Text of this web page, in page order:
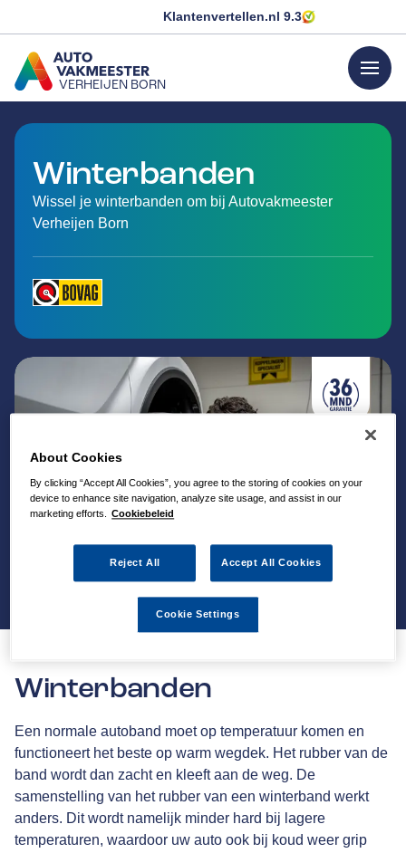
Klantenvertellen.nl 9.3
VERHEIJEN BORN
GA NAAR DE HOMEPAGINA
menu
Winterbanden
Wissel je winterbanden om bij Autovakmeester
Verheijen Born
Winterbanden
Een normale autoband moet op temperatuur komen en
functioneert het beste op warm wegdek. Het rubber van de
band wordt dan zacht en kleeft aan de weg. De
samenstelling van het rubber van een winterband werkt
anders. Dit wordt namelijk minder hard bij lagere
temperaturen, waardoor uw auto ook bij koud weer grip
About Cookies
By clicking “Accept All Cookies”, you agree to the storing of cookies on your
device to enhance site navigation, analyze site usage, and assist in our
marketing efforts.
Cookiebeleid
Reject All Accept All Cookies
Cookie Settings